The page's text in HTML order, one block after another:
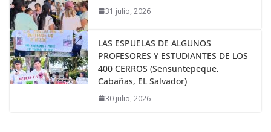
31 julio, 2026
LAS ESPUELAS DE ALGUNOS
PROFESORES Y ESTUDIANTES DE LOS
400 CERROS (Sensuntepeque,
Cabañas, EL Salvador)
30 julio, 2026